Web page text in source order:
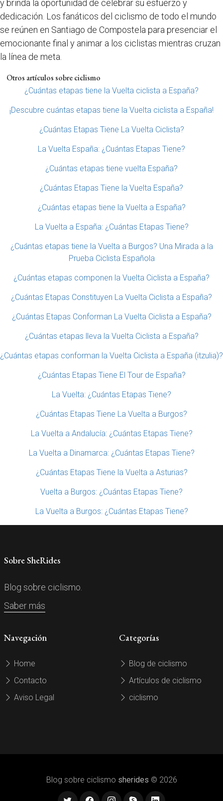
y brinda la oportunidad de celebrar su esfuerzo y
dedicación. Los fanáticos del ciclismo de todo el mundo
se reúnen en Santiago de Compostela para presenciar el
emocionante final y animar a los ciclistas mientras cruzan
la línea de meta.
Otros artículos sobre ciclismo
¿Cuántas etapas tiene la Vuelta ciclista a España?
¡Descubre cuántas etapas tiene la Vuelta ciclista a España!
¿Cuántas Etapas Tiene La Vuelta Ciclista?
La Vuelta España: ¿Cuántas Etapas Tiene?
¿Cuántas etapas tiene vuelta España?
¿Cuántas Etapas Tiene la Vuelta España?
¿Cuántas etapas tiene la Vuelta a España?
La Vuelta a España: ¿Cuántas Etapas Tiene?
¿Cuántas etapas tiene la Vuelta a Burgos? Una Mirada a la
Prueba Ciclista Española
¿Cuántas etapas componen la Vuelta Ciclista a España?
¿Cuántas Etapas Constituyen La Vuelta Ciclista a España?
¿Cuántas Etapas Conforman La Vuelta Ciclista a España?
¿Cuántas etapas lleva la Vuelta Ciclista a España?
¿Cuántas etapas conforman la Vuelta Ciclista a España (itzulia)?
¿Cuántas Etapas Tiene El Tour de España?
La Vuelta: ¿Cuántas Etapas Tiene?
¿Cuántas Etapas Tiene La Vuelta a Burgos?
La Vuelta a Andalucía: ¿Cuántas Etapas Tiene?
La Vuelta a Dinamarca: ¿Cuántas Etapas Tiene?
¿Cuántas Etapas Tiene la Vuelta a Asturias?
Vuelta a Burgos: ¿Cuántas Etapas Tiene?
La Vuelta a Burgos: ¿Cuántas Etapas Tiene?
Sobre SheRides
Blog sobre ciclismo.
Saber más
Navegación
Home
Contacto
Aviso Legal
Categorías
Blog de ciclismo
Artículos de ciclismo
ciclismo
Blog sobre ciclismo sherides © 2026